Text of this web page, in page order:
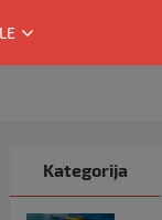
Kategorija